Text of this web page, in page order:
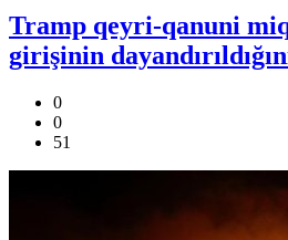
Tramp qeyri-qanuni
girişinin
0
0
51